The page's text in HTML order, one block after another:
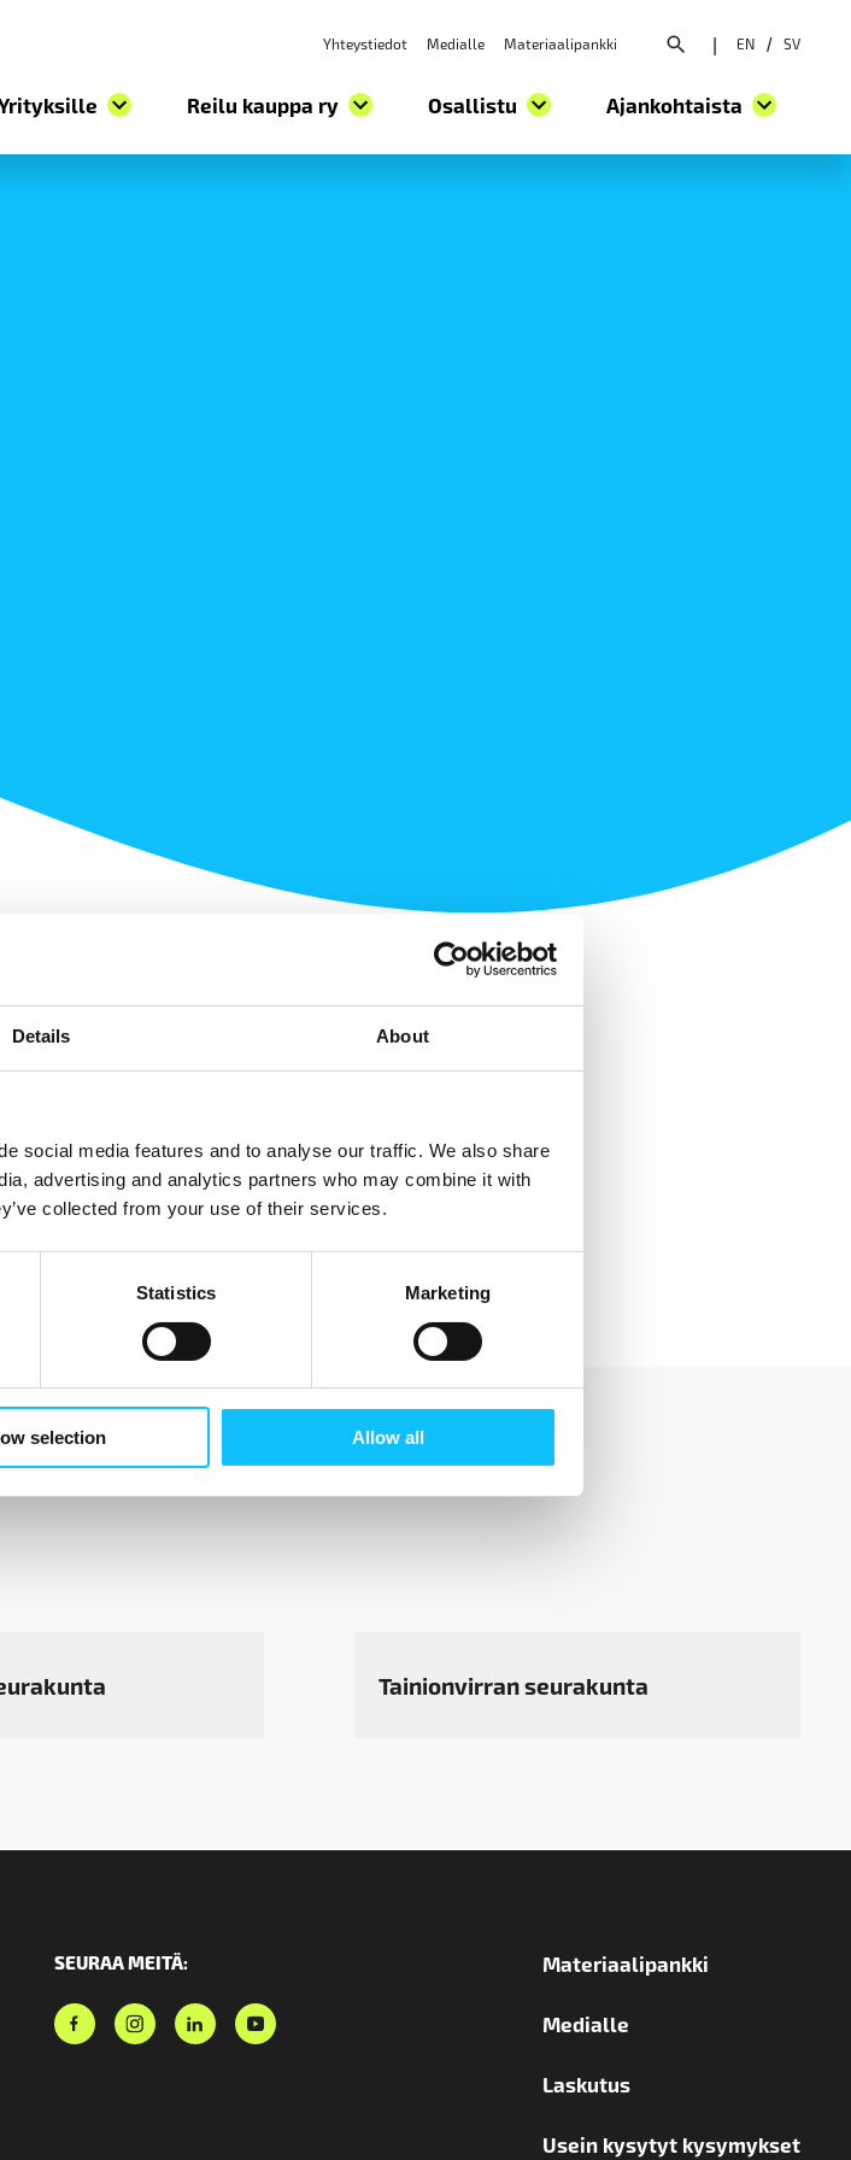
Details About
social media features and to analyse our traffic. We also share
advertising and analytics partners who may combine it with
collected from your use of their services.
Statistics Marketing
selection Allow all
Yhteystiedot Medialle Materiaalipankki Avaa hakuvalikko
EN / SV
Reilu kauppa ry Osallistu Ajankohtaista
Tainionvirran seurakunta
SEURAA MEITÄ: Materiaalipankki
Medialle
Laskutus
Usein kysytyt kysymykset